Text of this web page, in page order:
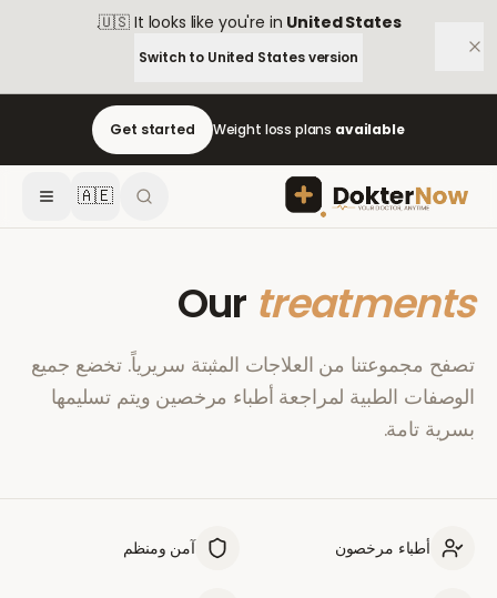
🇺🇸 It looks like you're in United States
.
Switch to United Statesversion
Weight loss plans available
Get started
🇦🇪
Our treatments
تصفح مجموعتنا من العلاجات المثبتة سريرياً. تخضع جميع
الوصفات الطبية لمراجعة أطباء مرخصين ويتم تسليمها
بسرية تامة.
أطباء مرخصون آمن ومنظم